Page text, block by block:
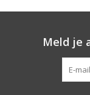
Meld je